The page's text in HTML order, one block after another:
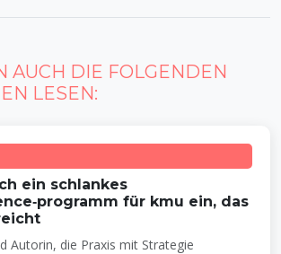
AUCH DIE FOLGENDEN
LESEN:
ein schlankes
für kmu ein, das
Autorin, die Praxis mit Strategie